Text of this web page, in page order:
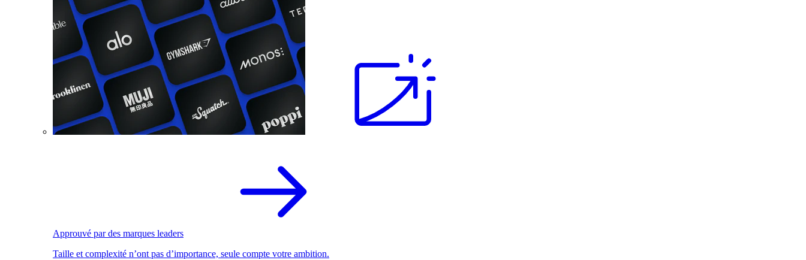
Approuvé par des marques leaders
Taille et complexité n’ont pas d’importance, seule compte votre ambition.